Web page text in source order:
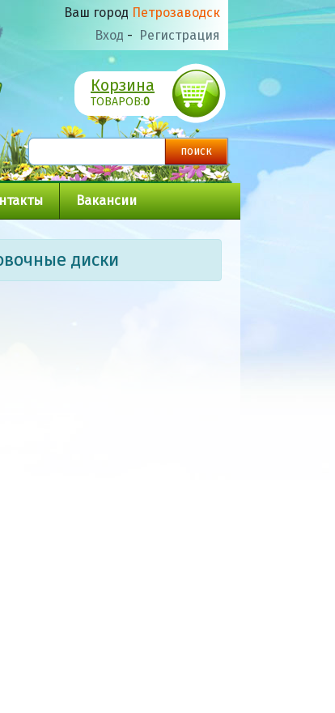
Ваш город Петрозаводск
Вход - Регистрация
Корзина
ТОВАРОВ:0
Вакансии
диски